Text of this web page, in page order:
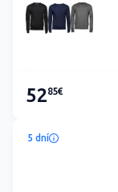
5285€
5 dní